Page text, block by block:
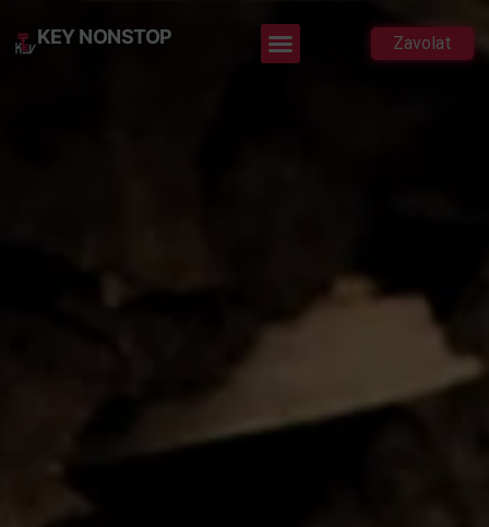
KEY NONSTOP Zavolat